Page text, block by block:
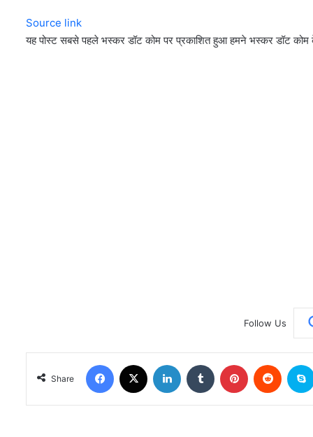
Source link
यह पोस्ट सबसे पहले भस्कर डॉट कोम पर प्रकाशित हुआ हमने भस्कर डॉट
Follow Us
Share